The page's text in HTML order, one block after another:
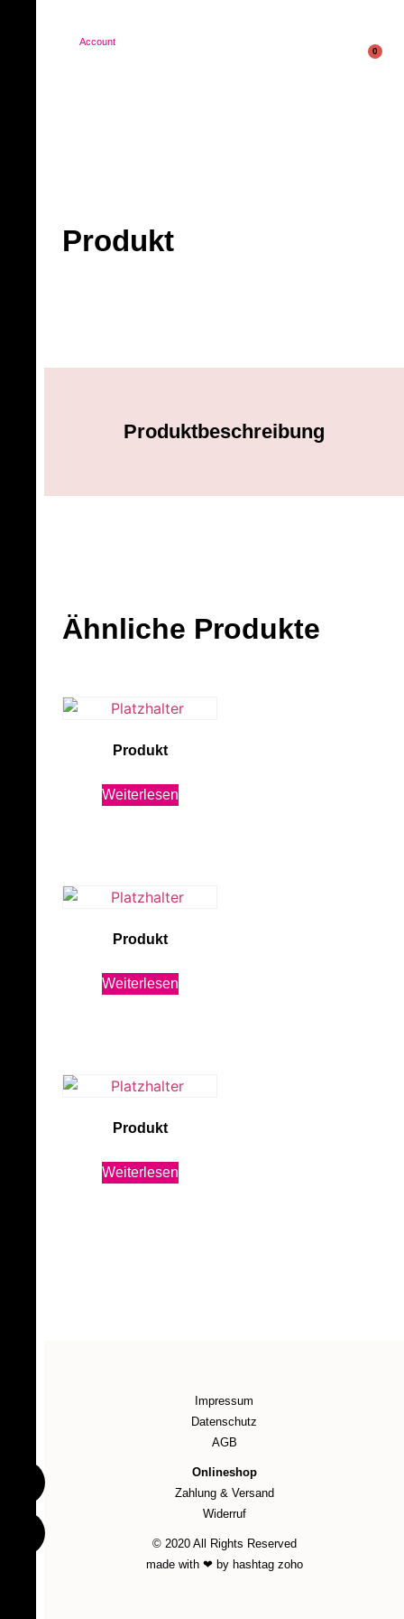
Account
0
Produkt
Produktbeschreibung
Ähnliche Produkte
Produkt
Weiterlesen
Produkt
Weiterlesen
Produkt
Weiterlesen
Impressum
Datenschutz
AGB
Onlineshop
Zahlung & Versand
Widerruf
© 2020 All Rights Reserved
made with ❤ by hashtag zoho